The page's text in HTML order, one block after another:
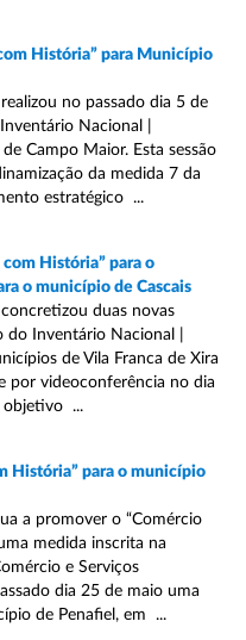
História” para Município
no passado dia 5 de
Nacional |
Campo Maior. Esta sessão
da medida 7 da
estratégico ...
História” para o
o município de Cascais
duas novas
do Inventário Nacional |
de Vila Franca de Xira
por videoconferência no dia
objetivo ...
História” para o município
a promover o “Comércio
medida inscrita na
e Serviços
dia 25 de maio uma
de Penafiel, em ...